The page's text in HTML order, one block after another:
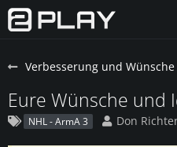
Verbesserung und Wünsche
Eure Wünsche und
NHL - ArmA 3 Don